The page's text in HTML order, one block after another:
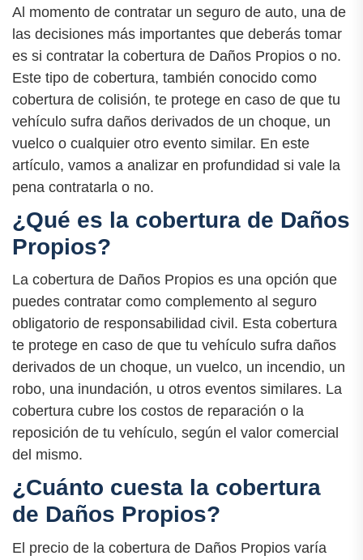
Al momento de contratar un seguro de auto, una de
las decisiones más importantes que deberás tomar
es si contratar la cobertura de Daños Propios o no.
Este tipo de cobertura, también conocido como
cobertura de colisión, te protege en caso de que tu
vehículo sufra daños derivados de un choque, un
vuelco o cualquier otro evento similar. En este
artículo, vamos a analizar en profundidad si vale la
pena contratarla o no.
¿Qué es la cobertura de Daños
Propios?
La cobertura de Daños Propios es una opción que
puedes contratar como complemento al seguro
obligatorio de responsabilidad civil. Esta cobertura
te protege en caso de que tu vehículo sufra daños
derivados de un choque, un vuelco, un incendio, un
robo, una inundación, u otros eventos similares. La
cobertura cubre los costos de reparación o la
reposición de tu vehículo, según el valor comercial
del mismo.
¿Cuánto cuesta la cobertura
de Daños Propios?
El precio de la cobertura de Daños Propios varía